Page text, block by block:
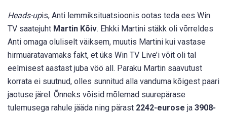
Heads-upis, Anti lemmiksituatsioonis ootas teda ees Win
TV saatejuht Martin Kõiv. Ehkki Martini stäkk oli võrreldes
Anti omaga oluliselt väiksem, muutis Martini kui vastase
hirmuäratavamaks fakt, et üks Win TV Live’i võit oli tal
eelmisest aastast juba vöö all. Paraku Martin saavutust
korrata ei suutnud, olles sunnitud alla vanduma kõigest paari
jaotuse järel. Õnneks võisid mõlemad suurepärase
tulemusega rahule jääda ning pärast 2242-eurose ja 3908-